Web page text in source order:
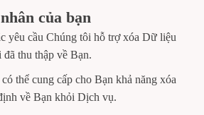
của bạn
yêu cầu Chúng tôi hỗ trợ xóa Dữ liệu
thu thập về Bạn.
thể cung cấp cho Bạn khả năng xóa
về Bạn khỏi Dịch vụ.